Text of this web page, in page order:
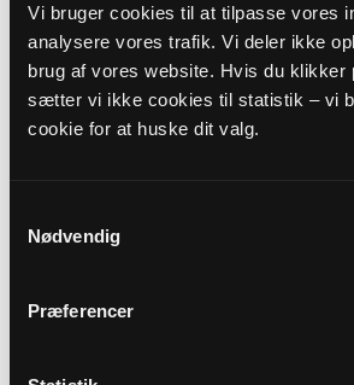
Vi bruger cookies til at tilpasse vores
analysere vores trafik. Vi deler ikke
brug af vores website. Hvis du klikker
sætter vi ikke cookies til statistik – vi
cookie for at huske dit valg.
Nødvendig
Præferencer
(CVR-nr. 34771588)
Revisor erklæring 2023
Myndighedskode: 8661
(CVR-nr. 34771588)
Budget 2022